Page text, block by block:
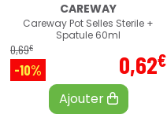
CAREWAY
Careway Pot Selles Sterile +
Spatule 60ml
0,69€
-10% 0,62€
Ajouter